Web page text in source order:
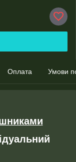
Оплата Умови